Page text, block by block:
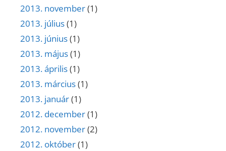
2013. november(1)
2013. július(1)
2013. június(1)
2013. május(1)
2013. április(1)
2013. március(1)
2013. január(1)
2012. december(1)
2012. november(2)
2012. október(1)